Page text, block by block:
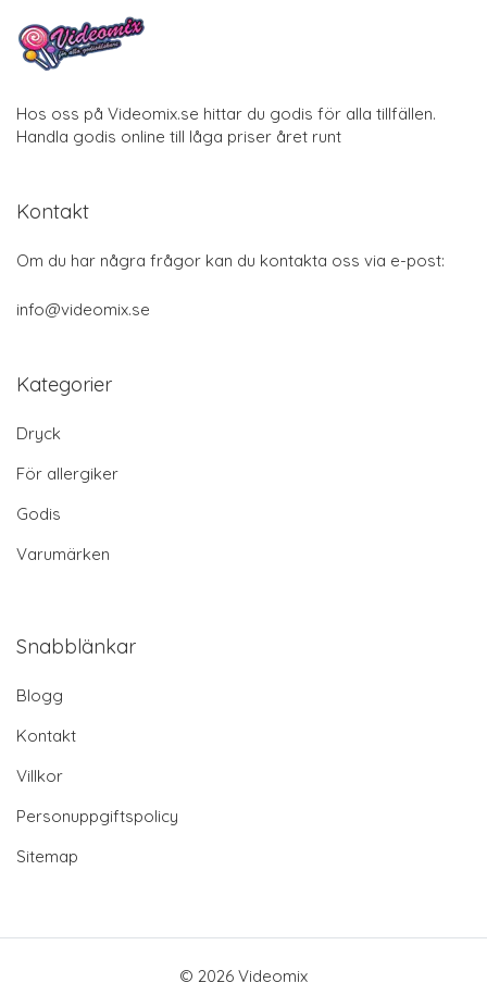
Hos oss på Videomix.se hittar du godis för alla tillfällen.
Handla godis online till låga priser året runt
Kontakt
Om du har några frågor kan du kontakta oss via e-post:
info@videomix.se
Kategorier
Dryck
För allergiker
Godis
Varumärken
Snabblänkar
Blogg
Kontakt
Villkor
Personuppgiftspolicy
Sitemap
© 2026 Videomix